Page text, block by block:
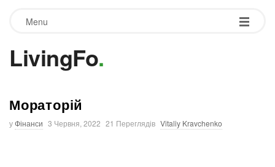
Menu
LivingFo.
Мораторій
уФінанси 3 Червня, 2022 21 Переглядів Vitaliy Kravchenko